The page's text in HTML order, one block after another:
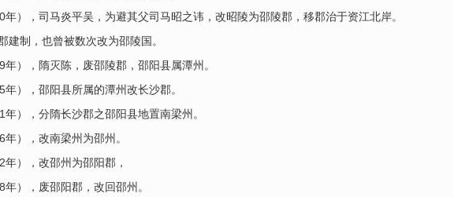
），司马炎平吴，为避其父司马昭之讳，改昭陵为邵陵郡，移郡治于资江北岸。
建制，也曾被数次改为邵陵国。
），隋灭陈，废邵陵郡，邵阳县属潭州。
），邵阳县所属的潭州改长沙郡。
），分隋长沙郡之邵阳县地置南梁州。
），改南梁州为邵州。
），改邵州为邵阳郡，
），废邵阳郡，改回邵州。